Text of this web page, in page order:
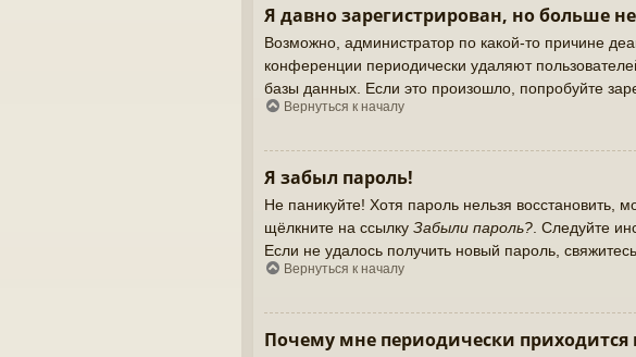
Я давно зарегистрирован, но больше
Возможно, администратор по какой-то причине
конференции периодически удаляют
базы данных. Если это произошло, попробуйте
Вернуться к началу
Я забыл пароль!
Не паникуйте! Хотя пароль нельзя восстановить,
щёлкните на ссылку Забыли пароль?. Следуйте
Если не удалось получить новый пароль,
Вернуться к началу
Почему мне периодически приходится